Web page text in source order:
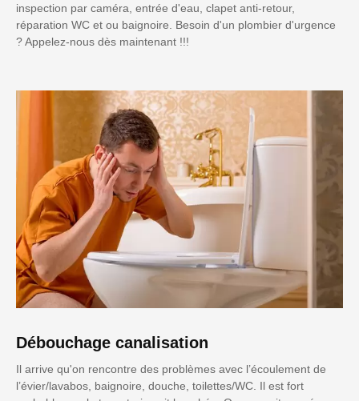
inspection par caméra, entrée d'eau, clapet anti-retour,
réparation WC et ou baignoire. Besoin d'un plombier d'urgence
? Appelez-nous dès maintenant !!!
Débouchage canalisation
Il arrive qu'on rencontre des problèmes avec l’écoulement de
l’évier/lavabos, baignoire, douche, toilettes/WC. Il est fort